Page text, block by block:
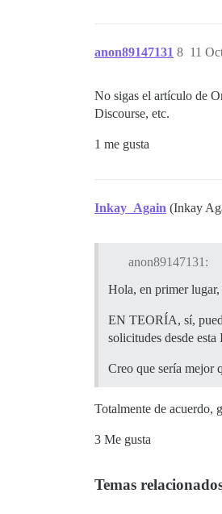
anon89147131 11
8
No sigas el artículo de
Discourse, etc.
1 me gusta
Inkay_Again (Inkay
anon89147131:
Hola, en primer
EN TEORÍA, sí,
solicitudes desde esta
Creo que sería mejor
Totalmente de acuerdo,
3 Me gusta
Temas